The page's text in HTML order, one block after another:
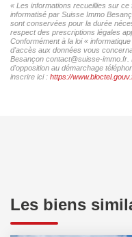
« Les informations recueillies sur
informatisé par Suisse Immo
sont conservées pour la durée
respect des prescriptions légales
Conformément à la loi «
d'accès aux données vous
Besançon contact@suisse-
d'opposition au démarchage
inscrire ici : https://
Les biens